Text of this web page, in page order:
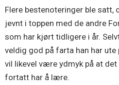
Flere bestenoteringer ble satt,
jevnt i toppen med de andre
som har kjørt tidligere i år.
veldig god på farta han har ute
vil likevel være ydmyk på at det
fortatt har å lære.